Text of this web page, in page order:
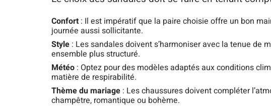
Confort : Il est impératif que la paire choisie offre un bon
journée aussi sollicitante.
Style : Les sandales doivent s’harmoniser avec la tenue de
ensemble plus structuré.
Météo : Optez pour des modèles adaptés aux conditions
matière de respirabilité.
Thème du mariage : Les chaussures doivent compléter
champêtre, romantique ou bohème.